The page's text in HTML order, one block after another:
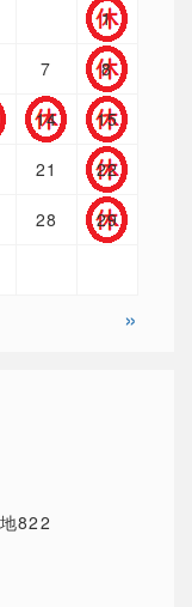
1
7 8
14 15
21 22
28 29
»
822